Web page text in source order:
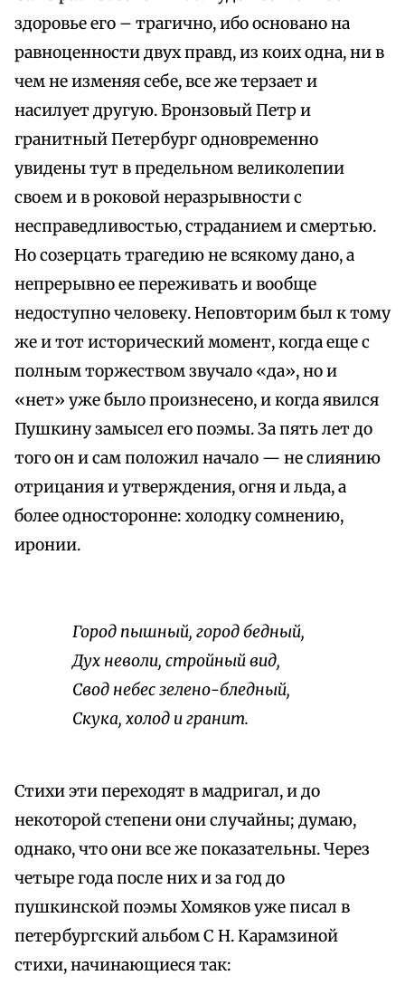
здоровье его – трагично, ибо основано на
равноценности двух правд, из коих одна, ни в
чем не изменяя себе, все же терзает и
насилует другую. Бронзовый Петр и
гранитный Петербург одновременно
увидены тут в предельном великолепии
своем и в роковой неразрывности с
несправедливостью, страданием и смертью.
Но созерцать трагедию не всякому дано, а
непрерывно ее переживать и вообще
недоступно человеку. Неповторим был к тому
же и тот исторический момент, когда еще с
полным торжеством звучало «да», но и
«нет» уже было произнесено, и когда явился
Пушкину замысел его поэмы. За пять лет до
того он и сам положил начало — не слиянию
отрицания и утверждения, огня и льда, а
более односторонне: холодку сомнению,
иронии.
Город пышный, город бедный,
Дух неволи, стройный вид,
Свод небес зелено-бледный,
Скука, холод и гранит.
Стихи эти переходят в мадригал, и до
некоторой степени они случайны; думаю,
однако, что они все же показательны. Через
четыре года после них и за год до
пушкинской поэмы Хомяков уже писал в
петербургский альбом С Н. Карамзиной
стихи, начинающиеся так: